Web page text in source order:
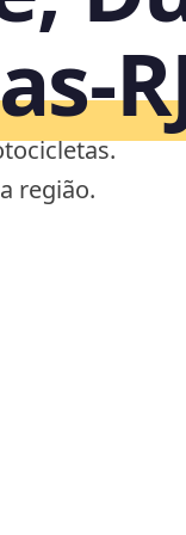
região.